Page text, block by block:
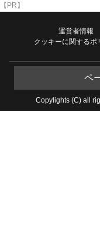
【PR】
運営者情報
クッキーに関するポ
ペ
Copylights (C) all